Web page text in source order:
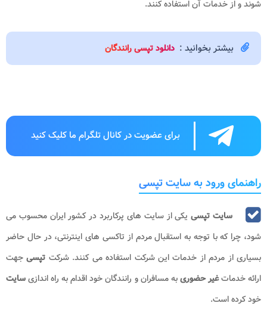
شوند و از خدمات آن استفاده کنند.
بیشتر بخوانید : دانلود تپسی رانندگان
برای عضویت در کانال تلگرام ما کلیک کنید
راهنمای ورود به سایت تپسی
سایت تپسییکی از سایت های پرکاربرد در کشور ایران محسوب می
شود، چرا که با توجه به استقبال مردم از تاکسی های اینترنتی، در حال حاضر
بسیاری از مردم از خدمات این شرکت استفاده می کنند. شرکت تپسی جهت
ارائه خدماتغیر حضوریبه مسافران و رانندگان خود اقدام به راه اندازیسایت
خود کرده است.